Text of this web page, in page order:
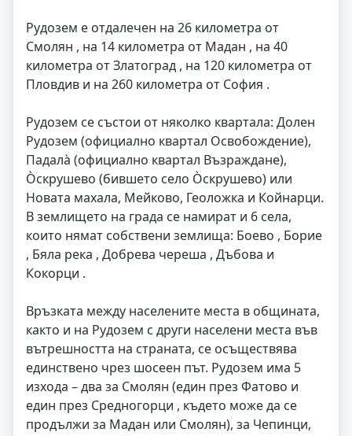
Рудозем е отдалечен на 26 километра от
Смолян , на 14 километра от Мадан , на 40
километра от Златоград , на 120 километра от
Пловдив и на 260 километра от София .
Рудозем се състои от няколко квартала: Долен
Рудозем (официално квартал Освобождение),
Падала̀ (официално квартал Възраждане),
О̀скрушево (бившето село О̀скрушево) или
Новата махала, Мейково, Геоложка и Койнарци.
В землището на града се намират и 6 села,
които нямат собствени землища: Боево , Борие
, Бяла река , Добрева череша , Дъбова и
Кокорци .
Връзката между населените места в общината,
както и на Рудозем с други населени места във
вътрешността на страната, се осъществява
единствено чрез шосеен път. Рудозем има 5
изхода – два за Смолян (един през Фатово и
един през Средногорци , където може да се
продължи за Мадан или Смолян), за Чепинци,